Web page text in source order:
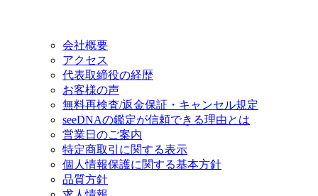
会社概要
アクセス
代表取締役の経歴
お客様の声
無料再検査/返金保証・キャンセル規定
seeDNAの鑑定が信頼できる理由とは
営業日のご案内
特定商取引に関する表示
個人情報保護に関する基本方針
品質方針